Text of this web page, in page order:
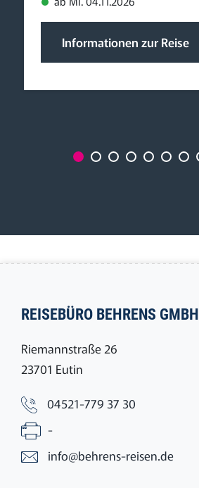
Informationen zur Reise
REISEBÜRO BEHRENS GMBH
Riemannstraße 26
23701 Eutin
04521-779 37 30
-
info@behrens-reisen.de